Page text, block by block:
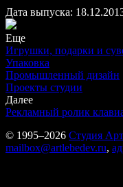
Дата выпуска:
Еще
Игрушки, подарки и
Упаковка
Промышленный дизайн
Проекты студии
Далее
Рекламный ролик
© 1995–2026 Студия
mailbox@artlebedev.ru,